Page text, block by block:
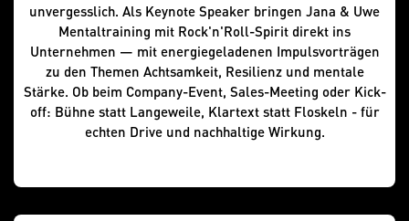
unvergesslich. Als Keynote Speaker bringen Jana & Uwe
Mentaltraining mit Rock'n'Roll-Spirit direkt ins
Unternehmen — mit energiegeladenen Impulsvorträgen
zu den Themen Achtsamkeit, Resilienz und mentale
Stärke. Ob beim Company-Event, Sales-Meeting oder Kick-
off: Bühne statt Langeweile, Klartext statt Floskeln - für
echten Drive und nachhaltige Wirkung.